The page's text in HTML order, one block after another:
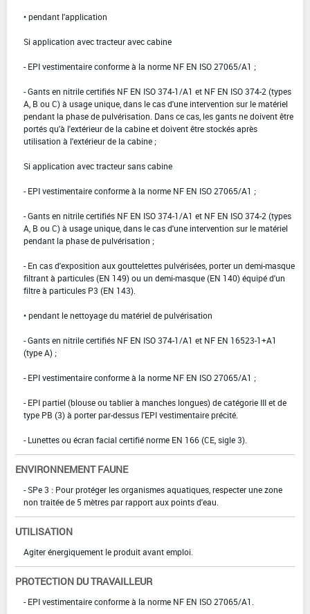
• pendant l'application
Si application avec tracteur avec cabine
- EPI vestimentaire conforme à la norme NF EN ISO 27065/A1 ;
- Gants en nitrile certifiés NF EN ISO 374-1/A1 et NF EN ISO 374-2 (types
A, B ou C) à usage unique, dans le cas d'une intervention sur le matériel
pendant la phase de pulvérisation. Dans ce cas, les gants ne doivent être
portés qu'à l'extérieur de la cabine et doivent être stockés après
utilisation à l'extérieur de la cabine ;
Si application avec tracteur sans cabine
- EPI vestimentaire conforme à la norme NF EN ISO 27065/A1 ;
- Gants en nitrile certifiés NF EN ISO 374-1/A1 et NF EN ISO 374-2 (types
A, B ou C) à usage unique, dans le cas d'une intervention sur le matériel
pendant la phase de pulvérisation ;
- En cas d'exposition aux gouttelettes pulvérisées, porter un demi-masque
filtrant à particules (EN 149) ou un demi-masque (EN 140) équipé d'un
filtre à particules P3 (EN 143).
• pendant le nettoyage du matériel de pulvérisation
- Gants en nitrile certifiés NF EN ISO 374-1/A1 et NF EN 16523-1+A1
(type A) ;
- EPI vestimentaire conforme à la norme NF EN ISO 27065/A1 ;
- EPI partiel (blouse ou tablier à manches longues) de catégorie III et de
type PB (3) à porter par-dessus l'EPI vestimentaire précité.
- Lunettes ou écran facial certifié norme EN 166 (CE, sigle 3).
ENVIRONNEMENT FAUNE
- SPe 3 : Pour protéger les organismes aquatiques, respecter une zone
non traitée de 5 mètres par rapport aux points d'eau.
UTILISATION
Agiter énergiquement le produit avant emploi.
PROTECTION DU TRAVAILLEUR
- EPI vestimentaire conforme à la norme NF EN ISO 27065/A1.